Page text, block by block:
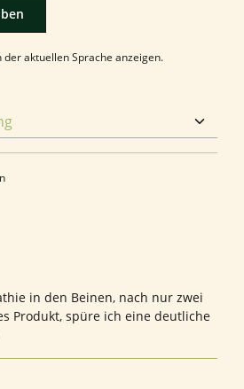
aktuellen Sprache anzeigen.
in den Beinen, nach nur zwei
Produkt, spüre ich eine deutliche